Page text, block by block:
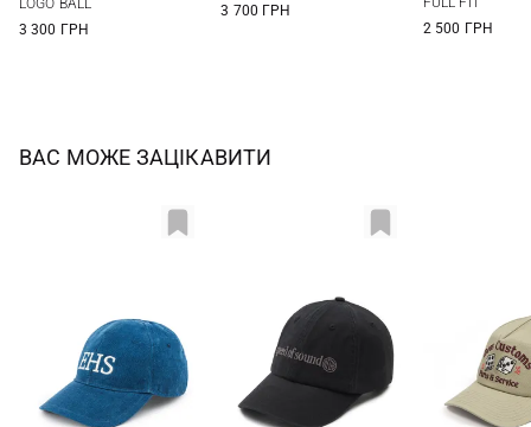
3 300 ГРН
3 700 ГРН
2 500 ГРН
ВАС МОЖЕ ЗАЦІКАВИТИ